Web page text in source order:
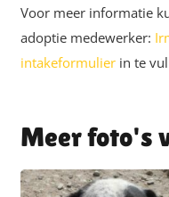
Voor meer informatie
adoptie medewerker:
intakeformulierin te